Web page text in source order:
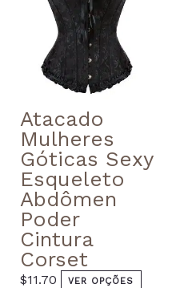
product
Atacado
Mulheres
Góticas Sexy
Esqueleto
Abdômen
Poder
Cintura
Corset
$11.70 VER OPÇÕES